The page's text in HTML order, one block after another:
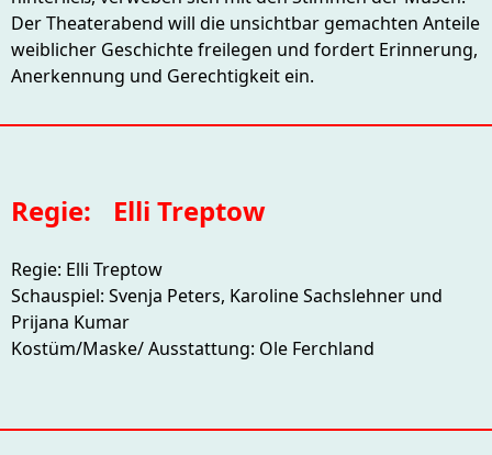
Der Theaterabend will die unsichtbar gemachten Anteile
weiblicher Geschichte freilegen und fordert Erinnerung,
Anerkennung und Gerechtigkeit ein.
Regie: Elli Treptow
Regie: Elli Treptow
Schauspiel: Svenja Peters, Karoline Sachslehner und
Prijana Kumar
Kostüm/Maske/ Ausstattung: Ole Ferchland